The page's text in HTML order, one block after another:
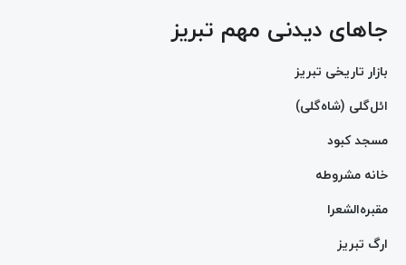
جاهای دیدنی مهم تبریز
بازار تاریخی تبریز
ائل‌گلی (شاه‌گلی)
مسجد کبود
خانه مشروطه
مقبره‌الشعرا
ارگ تبریز